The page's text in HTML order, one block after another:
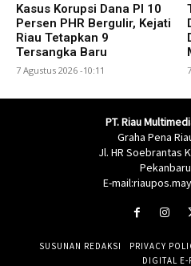
Kasus Korupsi Dana PI 10
Persen PHR Bergulir, Kejati
Riau Tetapkan 9
Tersangka Baru
7 Agustus 2026 -10:11
PT. Riau
Graha Pena
Jl. HR Soebrantas
E-
SUSUNAN REDAKSI PRIVACY
DIGITAL E-